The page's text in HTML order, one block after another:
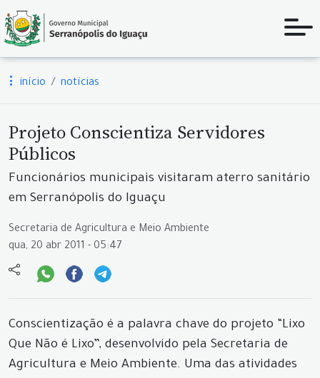
início notícias
Projeto Conscientiza Servidores
Públicos
Funcionários municipais visitaram aterro sanitário
em Serranópolis do Iguaçu
Secretaria de Agricultura e Meio Ambiente
qua, 20 abr 2011 - 05:47
Conscientização é a palavra chave do projeto “Lixo
Que Não é Lixo”, desenvolvido pela Secretaria de
Agricultura e Meio Ambiente. Uma das atividades